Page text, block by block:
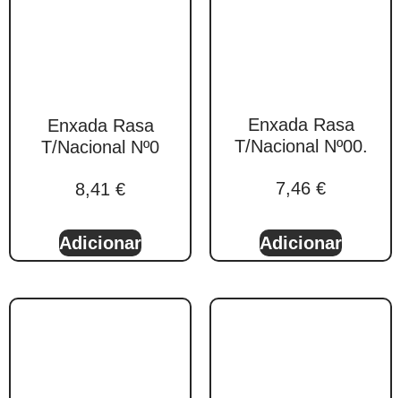
Enxada Rasa
T/Nacional Nº0
8,41 €
Adicionar
Enxada Rasa
T/Nacional Nº00.
7,46 €
Adicionar